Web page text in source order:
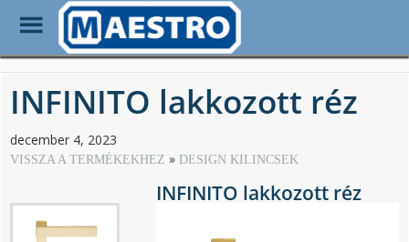
Skip
main
Toggle
Menu
INFINITO lakkozott réz
december 4, 2023
VISSZA A TERMÉKEKHEZ DESIGN KILINCSEK
INFINITO lakkozott réz